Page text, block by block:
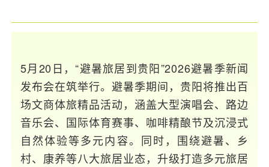
5月20日，“避暑旅居到贵阳”2026避暑季新闻
发布会在筑举行。避暑季期间，贵阳将推出百
场文商体旅精品活动，涵盖大型演唱会、路边
音乐会、国际体育赛事、咖啡精酿节及沉浸式
自然体验等多元内容。同时，围绕避暑、乡
村、康养等八大旅居业态，升级打造多元旅居